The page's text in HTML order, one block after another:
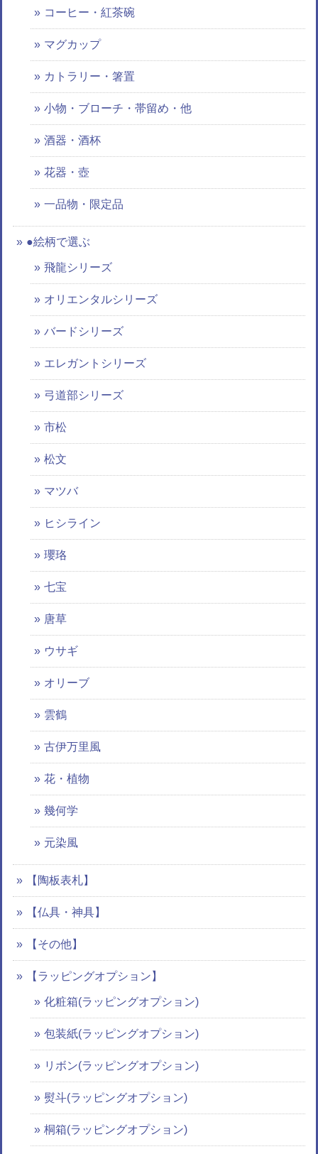
コーヒー・紅茶碗
マグカップ
カトラリー・箸置
小物・ブローチ・帯留め・他
酒器・酒杯
花器・壺
一品物・限定品
●絵柄で選ぶ
飛龍シリーズ
オリエンタルシリーズ
バードシリーズ
エレガントシリーズ
弓道部シリーズ
市松
松文
マツバ
ヒシライン
瓔珞
七宝
唐草
ウサギ
オリーブ
雲鶴
古伊万里風
花・植物
幾何学
元染風
【陶板表札】
【仏具・神具】
【その他】
【ラッピングオプション】
化粧箱(ラッピングオプション)
包装紙(ラッピングオプション)
リボン(ラッピングオプション)
熨斗(ラッピングオプション)
桐箱(ラッピングオプション)